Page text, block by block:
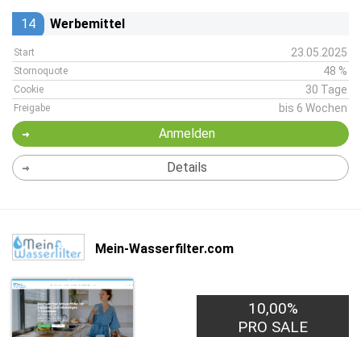
14 Werbemittel
Start 23.05.2025
Stornoquote 48 %
Cookie 30 Tage
Freigabe bis 6 Wochen
Anmelden
Details
Mein-Wasserfilter.com
10,00%
PRO SALE